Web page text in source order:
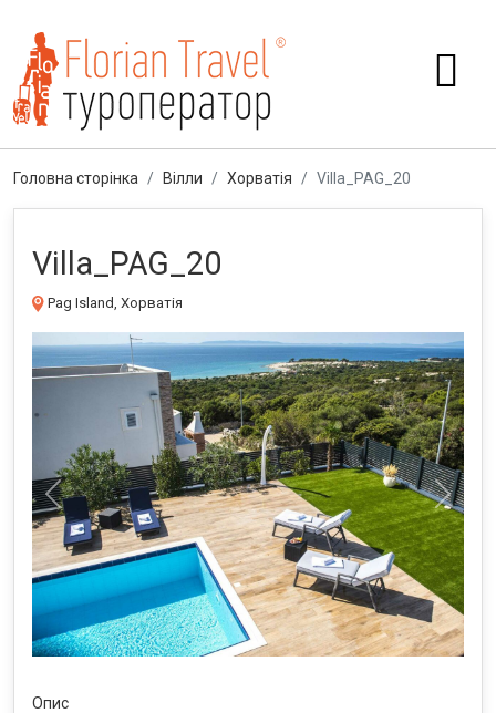
Головна сторінка Вілли Хорватія Villa_PAG_20
Villa_PAG_20
Pag Island, Хорватія
Previous Next
Опис